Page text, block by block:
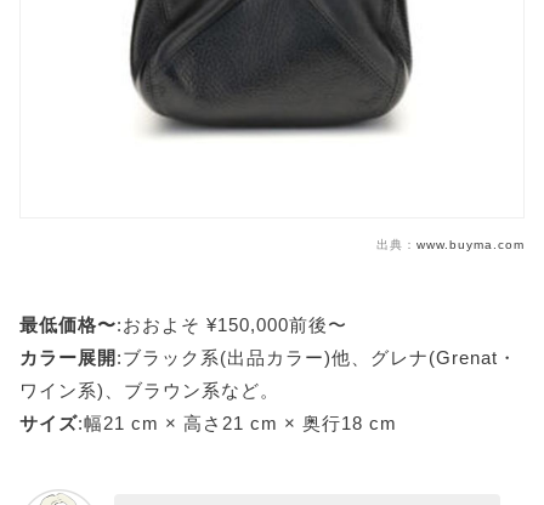
出典： www.buyma.com
最低価格〜:おおよそ ¥150,000前後〜
カラー展開 :ブラック系(出品カラー)他、グレナ(Grenat・
ワイン系)、ブラウン系など。
サイズ:幅21 cm × 高さ21 cm × 奥行18 cm